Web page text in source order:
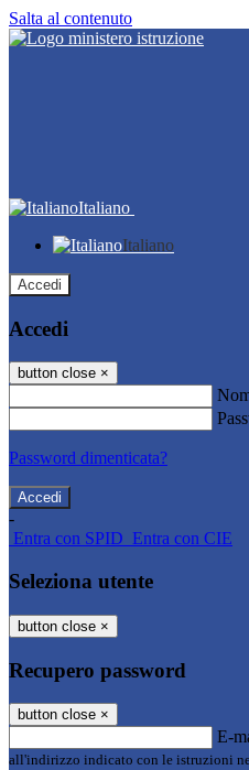
Salta al contenuto
Italiano
Italiano
Accedi
Accedi
button close ×
Password dimenticata?
-
Entra con SPID Entra con CIE
Seleziona utente
button close ×
Recupero password
button close ×
E-
all'indirizzo indicato con le istruzioni